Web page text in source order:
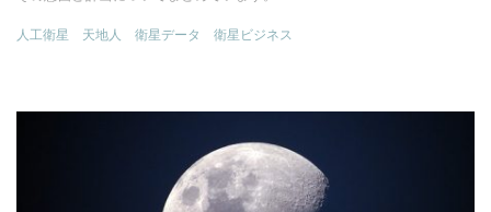
人工衛星 天地人 衛星データ 衛星ビジネス